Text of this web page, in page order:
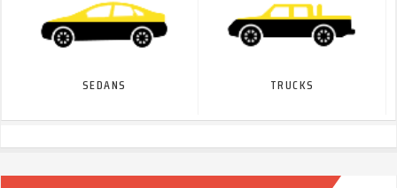
SEDANS TRUCKS